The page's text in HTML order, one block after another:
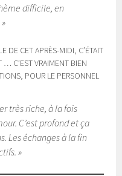
difficile, en
DE CET APRÈS-MIDI, C’ÉTAIT
C’EST VRAIMENT BIEN
POUR LE PERSONNEL
très riche, à la fois
C’est profond et ça
Les échanges à la fin
»